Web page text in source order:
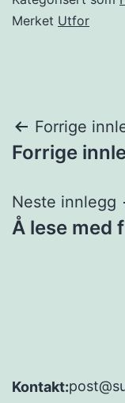
Merket Utfor
Forrige
Forrige
Neste innlegg
Å lese med
Kontakt: